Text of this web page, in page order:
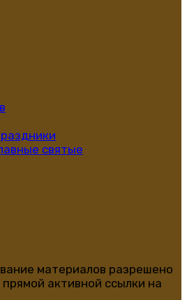
святые
материалов разрешено
активной ссылки на